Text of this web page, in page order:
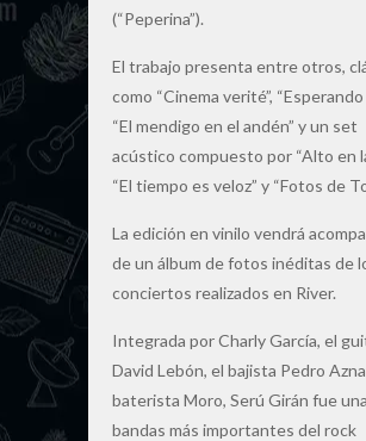
(“Peperina”).
El trabajo presenta entre otros,
como “Cinema verité”, “Esperando
“El mendigo en el andén” y un set
acústico compuesto por “Alto en
“El tiempo es veloz” y “Fotos de
La edición en vinilo vendrá
de un álbum de fotos inéditas de
conciertos realizados en River.
Integrada por Charly García, el
David Lebón, el bajista Pedro
baterista Moro, Serú Girán fue
bandas más importantes del rock